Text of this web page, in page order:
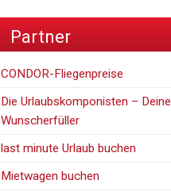
Partner
CONDOR-Fliegenpreise
Die Urlaubskomponisten – Deine
Wunscherfüller
last minute Urlaub buchen
Mietwagen buchen